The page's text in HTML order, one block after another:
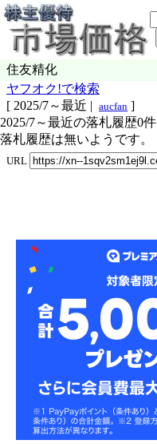
住友精化
ヤフオク!で検索
[ 2025/7～最近 | aucfan ]
2025/7～最近の落札履歴0件
落札履歴は無いようです。
URL